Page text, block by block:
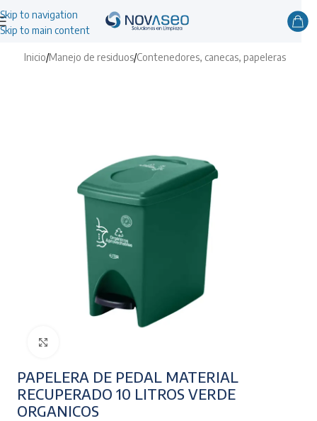
Skip to navigation
Skip to main content
Inicio/Manejo de residuos/Contenedores, canecas, papeleras
PAPELERA DE PEDAL MATERIAL
RECUPERADO 10 LITROS VERDE
ORGANICOS